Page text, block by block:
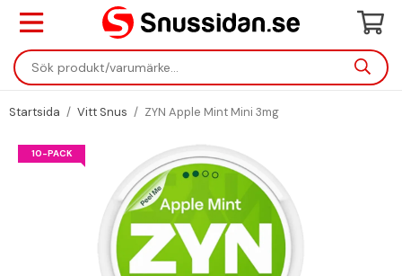
Startsida / Vitt Snus / ZYN Apple Mint Mini 3mg
10-PACK